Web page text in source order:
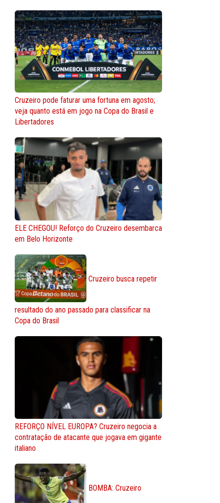
Cruzeiro pode faturar uma fortuna em agosto;
veja quanto está em jogo na Copa do Brasil e
Libertadores
ELE CHEGOU! Reforço do Cruzeiro desembarca
em Belo Horizonte
Cruzeiro busca repetir
resultado do ano passado para classificar na
Copa do Brasil
REFORÇO NÍVEL EUROPA? Cruzeiro negocia a
contratação de atacante que jogava em gigante
italiano
BOMBA: Cruzeiro